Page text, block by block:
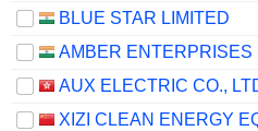
BLUE STAR LIMITED
AUX ELECTRIC CO.,